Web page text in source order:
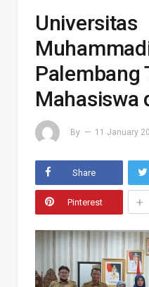
Universitas
Palembang
Mahasiswa
By 11 January
Share
Pinterest +